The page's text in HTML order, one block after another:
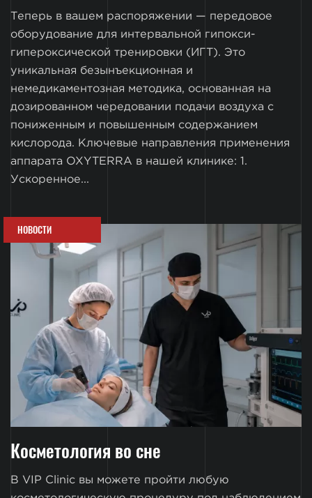
Теперь в вашем распоряжении — передовое
оборудование для интервальной гипокси-
гипероксической тренировки (ИГТ). Это
уникальная безынъекционная и
немедикаментозная методика, основанная на
дозированном чередовании подачи воздуха с
пониженным и повышенным содержанием
кислорода. Ключевые направления применения
аппарата OXYTERRA в нашей клинике: 1.
Ускоренное...
НОВОСТИ
Косметология во сне
В VIP Clinic вы можете пройти любую